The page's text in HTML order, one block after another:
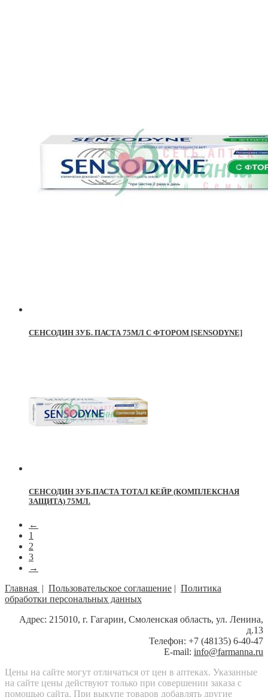
СЕНСОДИН ЗУБ. ПАСТА 75МЛ С ФТОРОМ [SENSODYNE]
СЕНСОДИН ЗУБ.ПАСТА ТОТАЛ КЕЙР (КОМПЛЕКСНАЯ
ЗАЩИТА) 75МЛ.
←
1
2
3
→
Главная | Пользовательское соглашение | Политика
обработки персональных данных
Адрес: 215010, г. Гагарин, Смоленская область, ул. Ленина,
д.13
Телефон: +7 (48135) 6-40-47
E-mail: info@farmanna.ru
Цены на сайте могут отличаться от цен в аптеках. Указанные
на сайте цены действуют только при совершении заказа с
помощью сайта. При выкупе товаров добавлять другие